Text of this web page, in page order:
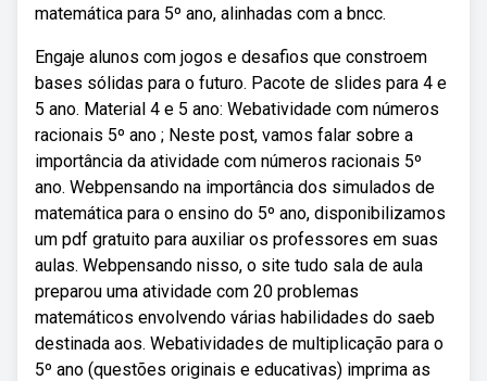
matemática para 5º ano, alinhadas com a bncc.
Engaje alunos com jogos e desafios que constroem
bases sólidas para o futuro. Pacote de slides para 4 e
5 ano. Material 4 e 5 ano: Webatividade com números
racionais 5º ano ; Neste post, vamos falar sobre a
importância da atividade com números racionais 5º
ano. Webpensando na importância dos simulados de
matemática para o ensino do 5º ano, disponibilizamos
um pdf gratuito para auxiliar os professores em suas
aulas. Webpensando nisso, o site tudo sala de aula
preparou uma atividade com 20 problemas
matemáticos envolvendo várias habilidades do saeb
destinada aos. Webatividades de multiplicação para o
5º ano (questões originais e educativas) imprima as